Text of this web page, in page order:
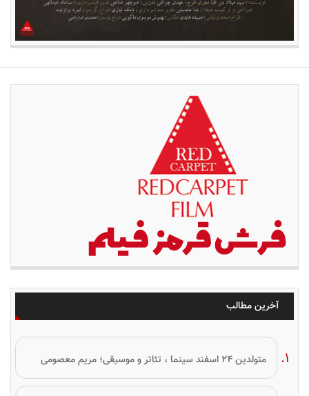
آخرین مطالب
متولدین ۲۴ اسفند سینما ، تئاتر و موسیقی؛ مریم معصومی